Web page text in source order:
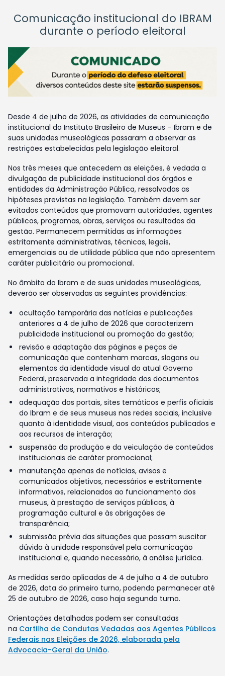
Comunicação institucional do IBRAM
durante o período eleitoral
Desde 4 de julho de 2026, as atividades de comunicação
institucional do Instituto Brasileiro de Museus – Ibram e de
suas unidades museológicas passaram a observar as
restrições estabelecidas pela legislação eleitoral.
Nos três meses que antecedem as eleições, é vedada a
divulgação de publicidade institucional dos órgãos e
entidades da Administração Pública, ressalvadas as
hipóteses previstas na legislação. Também devem ser
evitados conteúdos que promovam autoridades, agentes
públicos, programas, obras, serviços ou resultados da
gestão. Permanecem permitidas as informações
estritamente administrativas, técnicas, legais,
emergenciais ou de utilidade pública que não apresentem
caráter publicitário ou promocional.
No âmbito do Ibram e de suas unidades museológicas,
deverão ser observadas as seguintes providências:
ocultação temporária das notícias e publicações
anteriores a 4 de julho de 2026 que caracterizem
publicidade institucional ou promoção da gestão;
revisão e adaptação das páginas e peças de
comunicação que contenham marcas, slogans ou
elementos da identidade visual do atual Governo
Federal, preservada a integridade dos documentos
administrativos, normativos e históricos;
adequação dos portais, sites temáticos e perfis oficiais
do Ibram e de seus museus nas redes sociais, inclusive
quanto à identidade visual, aos conteúdos publicados e
aos recursos de interação;
suspensão da produção e da veiculação de conteúdos
institucionais de caráter promocional;
manutenção apenas de notícias, avisos e
comunicados objetivos, necessários e estritamente
informativos, relacionados ao funcionamento dos
museus, à prestação de serviços públicos, à
programação cultural e às obrigações de
transparência;
submissão prévia das situações que possam suscitar
dúvida à unidade responsável pela comunicação
institucional e, quando necessário, à análise jurídica.
As medidas serão aplicadas de 4 de julho a 4 de outubro
de 2026, data do primeiro turno, podendo permanecer até
25 de outubro de 2026, caso haja segundo turno.
Orientações detalhadas podem ser consultadas
na Cartilha de Condutas Vedadas aos Agentes Públicos
Federais nas Eleições de 2026, elaborada pela
Advocacia-Geral da União.